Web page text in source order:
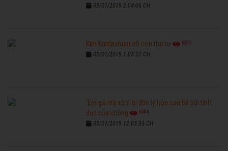
03/01/2019 2:04:06 CH
Kim Kardashian có con thứ tư 6272
03/01/2019 1:03:37 CH
'Em gái trà sữa' bị đồn ly hôn sau bê bối tình
dục của chồng
6594
03/01/2019 12:03:33 CH